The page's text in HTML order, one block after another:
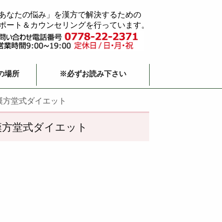
あなたの悩み」を漢方で解決するための
ート＆カウンセリングを行っています。
場所 ※必ずお読み下さい
堂式ダイエット
堂式ダイエット